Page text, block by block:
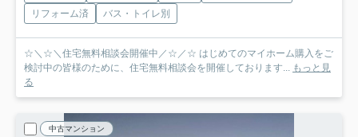
リフォーム済
バス・トイレ別
☆＼☆＼住宅無料相談会開催中／☆／☆ はじめてのマイホーム購入をご
検討中の皆様のために、住宅無料相談会を開催しております... もっと見
る
中古マンション